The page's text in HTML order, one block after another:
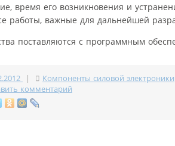
время его возникновения и
работы, важные для дальнейшей
поставляются с программным
|
Компоненты силовой электроники
комментарий